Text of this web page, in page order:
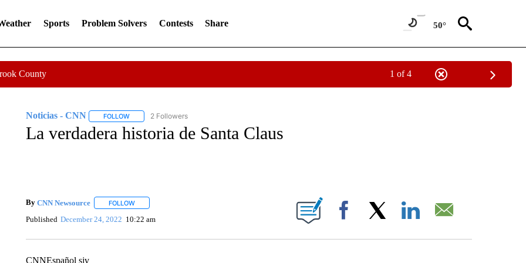
Sports Problem Solvers Contests Share 50°
County 1 of 4
Noticias - CNN FOLLOWFOLLOW "NOTICIAS - CNN" TO RECEIVE NOTIFICATIONS ABOUT NEW PAGES ON "NOTICIAS - CNN".
2 Followers
La verdadera historia de Santa Claus
By CNN Newsource FOLLOWFOLLOW "" TO RECEIVE NOTIFICATIONS ABOUT NEW PAGES ON "".
Published December 24, 2022 10:22 am Facebook
CNNEspañol sjv